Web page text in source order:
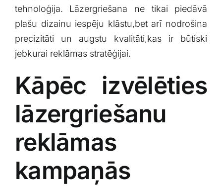
tehnoloģija. Lāzergriešana ne tikai piedāvā‍
plašu ​dizainu ‍iespēju klāstu,bet arī nodrošina
precizitāti un⁣ augstu ⁣kvalitāti,kas ir būtiski
⁢jebkurai reklāmas ⁢stratēģijai.
Kāpēc izvēlēties
lāzergriešanu
reklāmas
kampaņās